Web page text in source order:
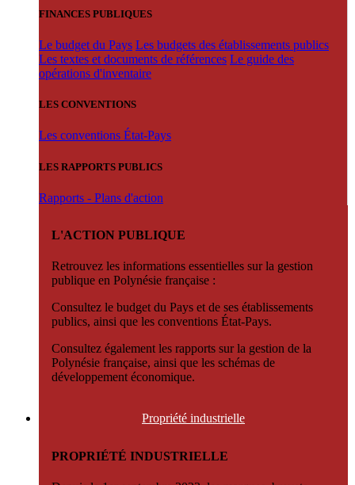
FINANCES PUBLIQUES
Le budget du Pays Les budgets des établissements publics
Les textes et documents de références Le guide des
opérations d'inventaire
LES CONVENTIONS
Les conventions État-Pays
LES RAPPORTS PUBLICS
Rapports - Plans d'action
L'ACTION PUBLIQUE
Retrouvez les informations essentielles sur la gestion
publique en Polynésie française :
Consultez le budget du Pays et de ses établissements
publics, ainsi que les conventions État-Pays.
Consultez également les rapports sur la gestion de la
Polynésie française, ainsi que les schémas de
développement économique.
Propriété industrielle
PROPRIÉTÉ INDUSTRIELLE